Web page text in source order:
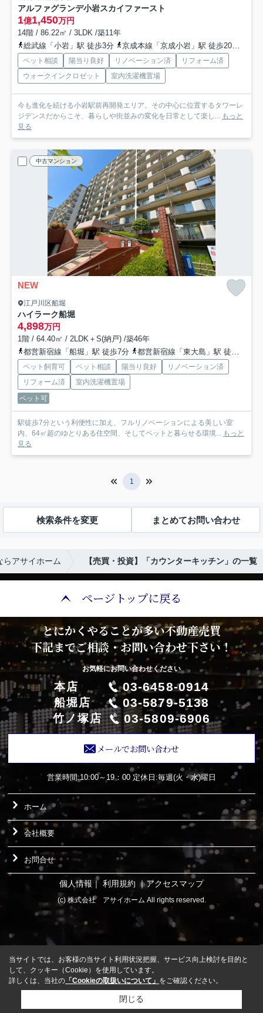
アルファグランデ小岩スカイファースト
1億1,450万円
14階 / 86.22㎡ / 3LDK /築11年
総武線「小岩」駅 徒歩3分
京成本線「京成小岩」駅 徒歩20分
ペット相談 陽当り良好 リノベーション済
リフォーム済
ウォークインクロゼット
室内洗濯機置場
今も進化を続ける小岩駅前再開発エリア。その中心に位置するタワーレ
ジデンスだからこそ、暮らしや街並みの変化を日常として楽し... もっと
見る
中古マンション
NEW
江戸川区船堀
ハイラーク船堀
4,898万円
1階 / 64.40㎡ / 2LDK＋S(納戸) /築46年
都営新宿線「船堀」駅 徒歩7分
都営新宿線「東大島」駅 徒歩23分
ペット飼育可 ペット相談 陽当り良好
リノベーション済
リフォーム済
室内洗濯機置場
ペット可
駅徒歩7分という利便性に加え、フルリノベーションによる美しい室
内、64㎡超のゆとりある住空間、そしてペットと暮らせる環境... もっと
見る
1
検索条件を変更 まとめてお問い合わせ
らアサイホーム 【売買・投資】「カウンターキッチン」の一覧
ページトップに戻る
とにかくやることが多い不動産売買
下記までご相談・お問い合わせ下さい！
お気軽にお問い合わせください
本店 03-6458-0914
船堀店 03-5879-5138
竹ノ塚店 03-5809-6906
メールでお問い合わせ
営業時間:10:00～19：00 定休日:毎週(火・水)曜日
ホーム
会社概要
お問合せ
個人情報 ｜ 利用規約 ｜アクセスマップ
(c) 株式会社 アサイホーム All rights reserved.
当サイトでは、お客様の当サイト利用状況把握、サービス向上検討を目的と
して、クッキー（Cookie）を使用しています。
詳しくは、当社の 「Cookieの取扱いについて」 をご確認ください。
閉じる